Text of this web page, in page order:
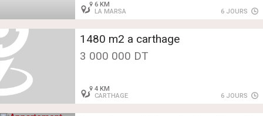
6 KM
LA MARSA
6 JOURS
1480 m2 a carthage
3 000 000 DT
4 KM
CARTHAGE
6 JOURS